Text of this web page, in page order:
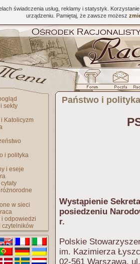
świadczenia usług, reklamy i statystyk.
urządzeniu. Pamiętaj, że zawsze możesz
sekty
i Katolicyzm
i polityka
i eseje
w sieci
i odpowiedzi
czytelników
Państwo i polityka
Wystąpienie
posiedzeniu
r.
Polskie
im. Kazimierza
02-561 Warszawa,